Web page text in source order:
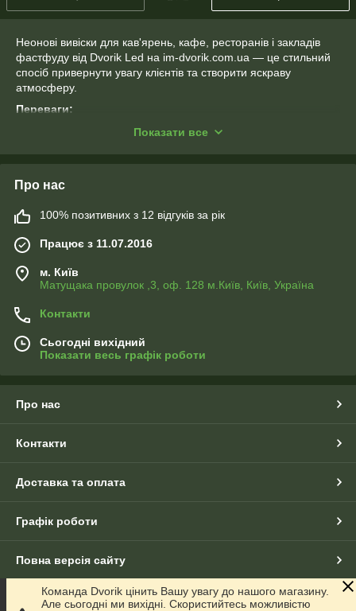
Неонові вивіски для кав'ярень, кафе, ресторанів і закладів
фастфуду від Dvorik Led на im-dvorik.com.ua — це стильний
спосіб привернути увагу клієнтів та створити яскраву
атмосферу.
Переваги:
Енергоефективність і довговічність.
Сфери використання:
Оформлення фасадів та інтер’єрів.
Реклама меню чи акцій.
Створення фотозон та унікального іміджу закладу.
Показати все
Про нас
100% позитивних з 12 відгуків за рік
Працює з 11.07.2016
м. Київ
Матущака провулок ,3, оф. 128 м.Київ, Київ, Україна
Контакти
Сьогодні вихідний
Показати весь графік роботи
Про нас
Контакти
Доставка та оплата
Графік роботи
Повна версія сайту
Сайт створено на маркетплейсіProm.ua
Команда Dvorik цінить Вашу увагу до нашого магазину.
Але сьогодні ми вихідні. Скористийтесь можливістю